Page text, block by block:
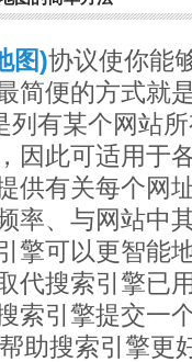
图)协议使你能
简便的方式就
列有某个网站
因此可适用于
供有关每个网
率、与网站中
擎可以更智能
代搜索引擎已
索引擎提交一
助搜索引擎更